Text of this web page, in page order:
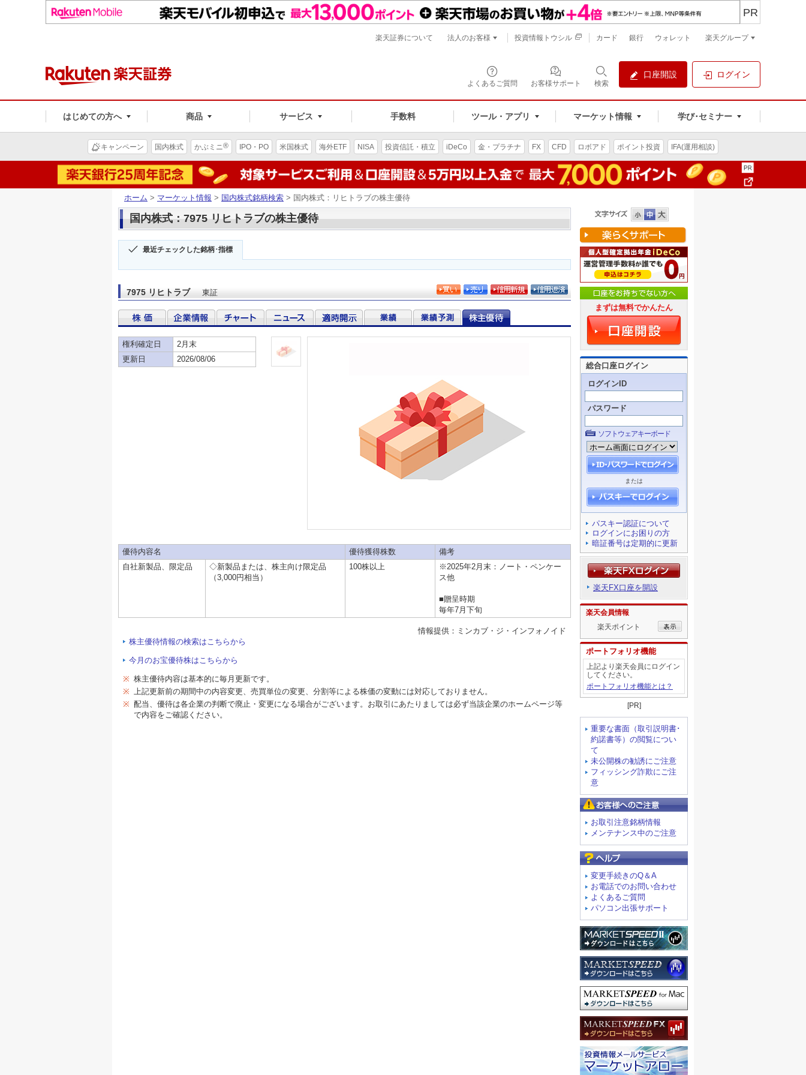
よくあるご質問 お客様サポート 検索
口座開設 ログイン
はじめての方へ 商品 サービス 手数料 ツール・アプリ マーケット情報 学び･セミナー
PR
楽天証券について 法人のお客様 投資情報トウシル カード 銀行 ウォレット 楽天グループ
キャンペーン 国内株式 かぶミニ® IPO・PO 米国株式 海外ETF NISA 投資信託・積立 iDeCo 金・プラチナ FX CFD ロボアド ポイント投資 IFA(運用相談)
ホーム > マーケット情報 > 国内株式銘柄検索 > 国内株式：リヒトラブの株主優待
国内株式：7975 リヒトラブの株主優待
最近チェックした銘柄･指標
7975 リヒトラブ 東証
権利確定日
2月末
更新日
2026/08/06
優待内容名 優待獲得株数
備考
自社新製品、限定品
◇新製品または、株主向け限定品
（3,000円相当）
100株以上
※2025年2月末：ノート・ペンケー
ス他
■贈呈時期
毎年7月下旬
情報提供：ミンカブ・ジ・インフォノイド
株主優待情報の検索はこちらから
今月のお宝優待株はこちらから
※ 株主優待内容は基本的に毎月更新です。
※ 上記更新前の期間中の内容変更、売買単位の変更、分割等による株価の変動には対応しておりません。
※ 配当、優待は各企業の判断で廃止・変更になる場合がございます。お取引にあたりましては必ず当該企業のホームページ等
で内容をご確認ください。
まずは無料でかんたん
総合口座ログイン
ログインID
パスワード
ソフトウェアキーボード
または
パスキー認証について
ログインにお困りの方
暗証番号は定期的に更新
楽天FX口座を開設
楽天会員情報
楽天ポイント
ポートフォリオ機能
上記より楽天会員にログイン
してください。
ポートフォリオ機能とは？
[PR]
重要な書面（取引説明書･
約諾書等）の閲覧につい
て
未公開株の勧誘にご注意
フィッシング詐欺にご注
意
お取引注意銘柄情報
メンテナンス中のご注意
変更手続きのQ＆A
お電話でのお問い合わせ
よくあるご質問
パソコン出張サポート